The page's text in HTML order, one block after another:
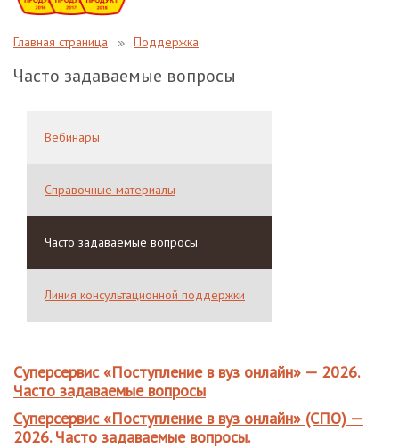
Главная страница Поддержка
Часто задаваемые вопросы
Суперсервис «Поступление в вуз онлайн» — 2026.
Часто задаваемые вопросы
Суперсервис «Поступление в вуз онлайн» (СПО) —
2026. Часто задаваемые вопросы.
Вебинары
Справочные материалы
Часто задаваемые вопросы
Линия консультационной поддержки